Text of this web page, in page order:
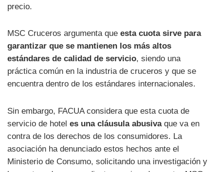
precio.
MSC Cruceros argumenta que esta cuota sirve para
garantizar que se mantienen los más altos
estándares de calidad de servicio, siendo una
práctica común en la industria de cruceros y que se
encuentra dentro de los estándares internacionales.
Sin embargo, FACUA considera que esta cuota de
servicio de hotel es una cláusula abusivaque va en
contra de los derechos de los consumidores. La
asociación ha denunciado estos hechos ante el
Ministerio de Consumo, solicitando una investigación y